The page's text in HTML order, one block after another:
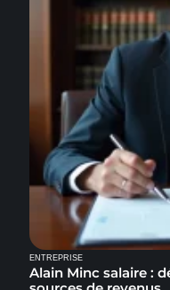
ENTREPRISE
Alain Minc salaire :